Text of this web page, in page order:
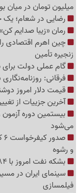
میلیون تومان در میان
رضایی در شعام؛ یک
رمان «زیبا صدایم
چین اهرم اقتصادی
زنجیره تأمین
گام عملی دولت
فرقانی:
قیمت دلار امروز دوشنبه 19 مرداد 1405 / دلار
آخرین جزییات از
بیستمین دوره
می‌شود
و رشوه
بشکه نفت امروز با 84 دلار رکورد زد
فیلمسازی